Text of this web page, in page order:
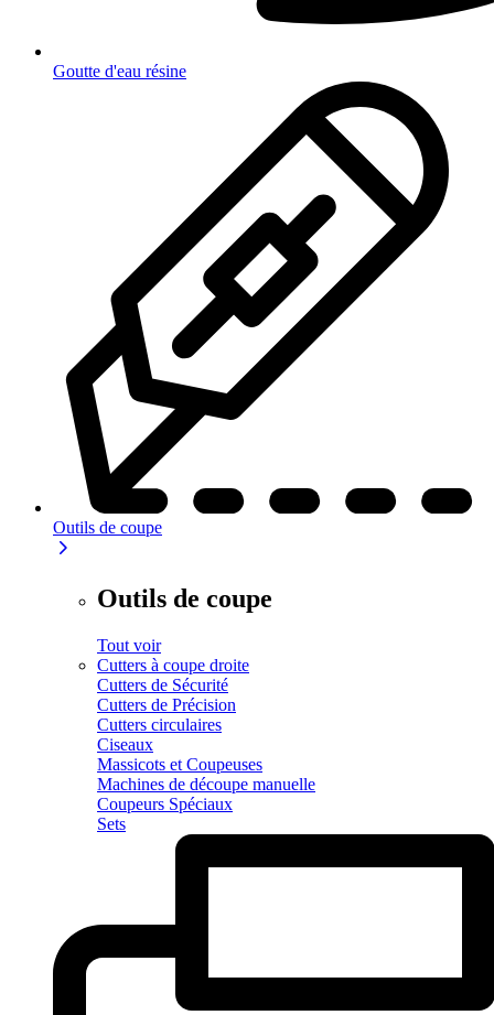
Goutte d'eau résine
Outils de coupe
Outils de coupe
Tout voir
Cutters à coupe droite
Cutters de Sécurité
Cutters de Précision
Cutters circulaires
Ciseaux
Massicots et Coupeuses
Machines de découpe manuelle
Coupeurs Spéciaux
Sets